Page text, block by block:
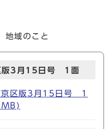
地域のこと
版3月15日号 1面
京区版3月15日号 1